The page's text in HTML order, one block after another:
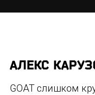
АЛЕКС
GOAT слишком